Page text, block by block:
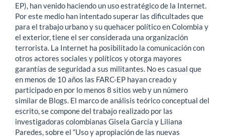
EP), han venido haciendo un uso estratégico de la Internet.
Por este medio han intentado superar las dificultades que
para el trabajo urbano y su quehacer político en Colombia y
el exterior, tiene el ser considerada una organización
terrorista. La Internet ha posibilitado la comunicación con
otros actores sociales y políticos y otorga mayores
garantías de seguridad a sus militantes. No es casual que
en menos de 10 años las FARC-EP hayan creado y
participado en por lo menos 8 sitios web y un número
similar de Blogs. El marco de análisis teórico conceptual del
escrito, se compone del trabajo realizado por las
investigadoras colombianas Gisela García y Liliana
Paredes, sobre el “Uso y apropiación de las nuevas